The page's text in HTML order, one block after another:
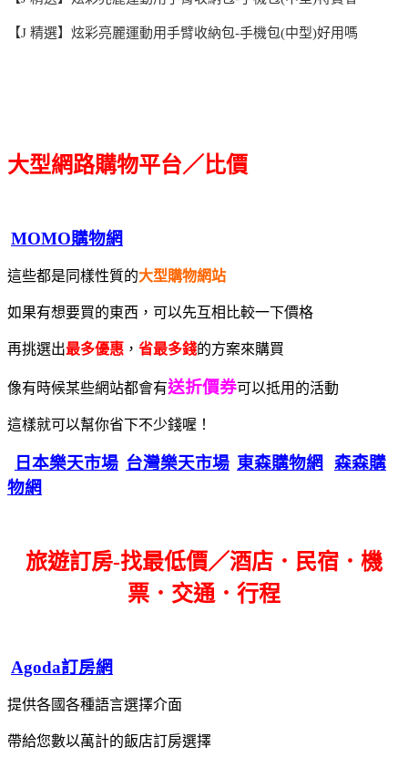
【J 精選】炫彩亮麗運動用手臂收納包-手機包(中型)好用嗎
大型網路購物平台／比價
MOMO購物網
這些都是同樣性質的大型購物網站
如果有想要買的東西，可以先互相比較一下價格
再挑選出最多優惠 ， 省最多錢的方案來購買
像有時候某些網站都會有送折價券可以抵用的活動
這樣就可以幫你省下不少錢喔！
日本樂天市場 台灣樂天市場 東森購物網
森森購
物網
旅遊訂房-找最低價／酒店．民宿．機
票．交通．行程
Agoda訂房網
提供各國各種語言選擇介面
帶給您數以萬計的飯店訂房選擇